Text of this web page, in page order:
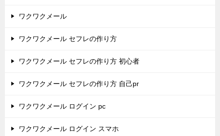
ワクワクメール
ワクワクメール セフレの作り方
ワクワクメール セフレの作り方 初心者
ワクワクメール セフレの作り方 自己pr
ワクワクメール ログイン pc
ワクワクメール ログイン スマホ